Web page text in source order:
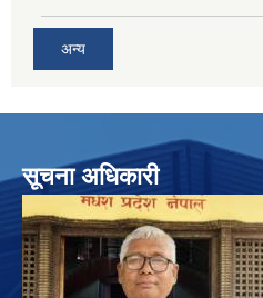
अन्य
सूचना अधिकारी